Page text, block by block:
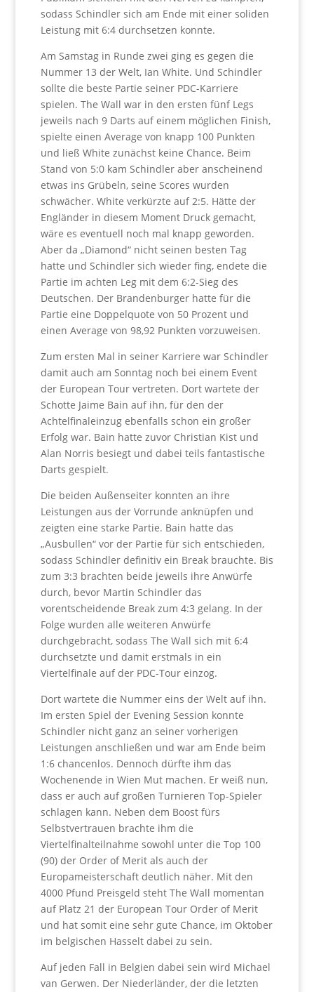
sodass Schindler sich am Ende mit einer soliden
Leistung mit 6:4 durchsetzen konnte.
Am Samstag in Runde zwei ging es gegen die
Nummer 13 der Welt, Ian White. Und Schindler
sollte die beste Partie seiner PDC-Karriere
spielen. The Wall war in den ersten fünf Legs
jeweils nach 9 Darts auf einem möglichen Finish,
spielte einen Average von knapp 100 Punkten
und ließ White zunächst keine Chance. Beim
Stand von 5:0 kam Schindler aber anscheinend
etwas ins Grübeln, seine Scores wurden
schwächer. White verkürzte auf 2:5. Hätte der
Engländer in diesem Moment Druck gemacht,
wäre es eventuell noch mal knapp geworden.
Aber da „Diamond“ nicht seinen besten Tag
hatte und Schindler sich wieder fing, endete die
Partie im achten Leg mit dem 6:2-Sieg des
Deutschen. Der Brandenburger hatte für die
Partie eine Doppelquote von 50 Prozent und
einen Average von 98,92 Punkten vorzuweisen.
Zum ersten Mal in seiner Karriere war Schindler
damit auch am Sonntag noch bei einem Event
der European Tour vertreten. Dort wartete der
Schotte Jaime Bain auf ihn, für den der
Achtelfinaleinzug ebenfalls schon ein großer
Erfolg war. Bain hatte zuvor Christian Kist und
Alan Norris besiegt und dabei teils fantastische
Darts gespielt.
Die beiden Außenseiter konnten an ihre
Leistungen aus der Vorrunde anknüpfen und
zeigten eine starke Partie. Bain hatte das
„Ausbullen“ vor der Partie für sich entschieden,
sodass Schindler definitiv ein Break brauchte. Bis
zum 3:3 brachten beide jeweils ihre Anwürfe
durch, bevor Martin Schindler das
vorentscheidende Break zum 4:3 gelang. In der
Folge wurden alle weiteren Anwürfe
durchgebracht, sodass The Wall sich mit 6:4
durchsetzte und damit erstmals in ein
Viertelfinale auf der PDC-Tour einzog.
Dort wartete die Nummer eins der Welt auf ihn.
Im ersten Spiel der Evening Session konnte
Schindler nicht ganz an seiner vorherigen
Leistungen anschließen und war am Ende beim
1:6 chancenlos. Dennoch dürfte ihm das
Wochenende in Wien Mut machen. Er weiß nun,
dass er auch auf großen Turnieren Top-Spieler
schlagen kann. Neben dem Boost fürs
Selbstvertrauen brachte ihm die
Viertelfinalteilnahme sowohl unter die Top 100
(90) der Order of Merit als auch der
Europameisterschaft deutlich näher. Mit den
4000 Pfund Preisgeld steht The Wall momentan
auf Platz 21 der European Tour Order of Merit
und hat somit eine sehr gute Chance, im Oktober
im belgischen Hasselt dabei zu sein.
Auf jeden Fall in Belgien dabei sein wird Michael
van Gerwen. Der Niederländer, der die letzten